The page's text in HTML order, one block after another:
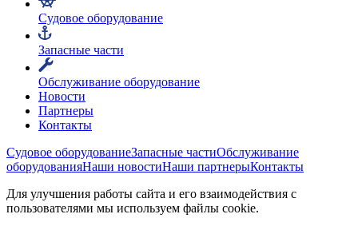
Судовое оборудование
Запасные части
Обслуживание оборудование
Новости
Партнеры
Контакты
Судовое оборудованиеЗапасные частиОбслуживание
оборудованияНаши новостиНаши партнерыКонтакты
Для улучшения работы сайта и его взаимодействия с
пользователями мы используем файлы cookie.